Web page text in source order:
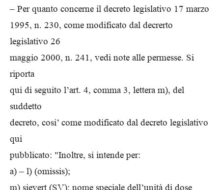
– Per quanto concerne il decreto legislativo 17 marzo
1995, n. 230, come modificato dal decrerto
legislativo 26
maggio 2000, n. 241, vedi note alle permesse. Si
riporta
qui di seguito l’art. 4, comma 3, lettera m), del
suddetto
decreto, cosi’ come modificato dal decreto legislativo
qui
pubblicato: "Inoltre, si intende per:
a) – l) (omissis);
m) sievert (SV): nome speciale dell’unità di dose